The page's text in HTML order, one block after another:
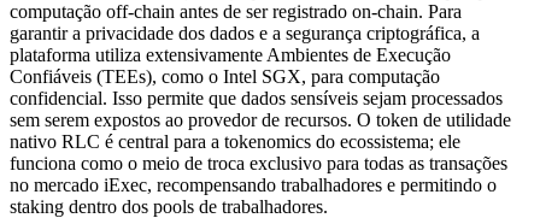
computação off-chain antes de ser registrado on-chain. Para
garantir a privacidade dos dados e a segurança criptográfica, a
plataforma utiliza extensivamente Ambientes de Execução
Confiáveis (TEEs), como o Intel SGX, para computação
confidencial. Isso permite que dados sensíveis sejam processados
sem serem expostos ao provedor de recursos. O token de utilidade
nativo RLC é central para a tokenomics do ecossistema; ele
funciona como o meio de troca exclusivo para todas as transações
no mercado iExec, recompensando trabalhadores e permitindo o
staking dentro dos pools de trabalhadores.